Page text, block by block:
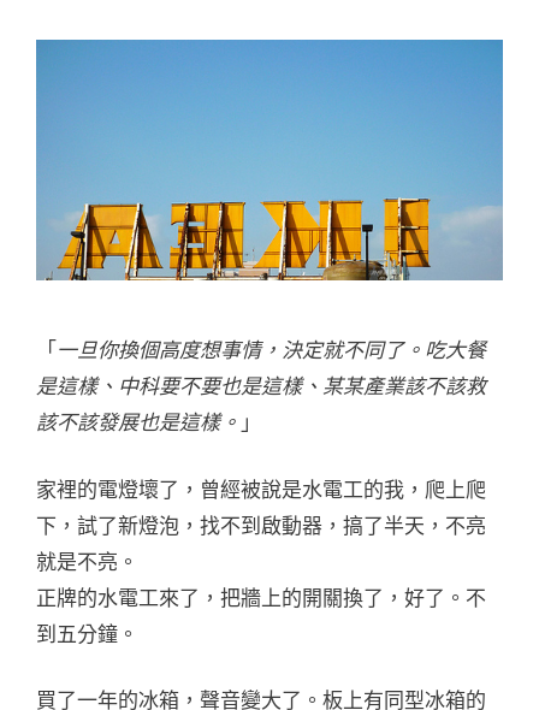
「 一旦你換個高度想事情，決定就不同了。吃大餐
是這樣、中科要不要也是這樣、某某產業該不該救
該不該發展也是這樣。 」
家裡的電燈壞了，曾經被說是水電工的我，爬上爬
下，試了新燈泡，找不到啟動器，搞了半天，不亮
就是不亮。
正牌的水電工來了，把牆上的開關換了，好了。不
到五分鐘。
買了一年的冰箱，聲音變大了。板上有同型冰箱的